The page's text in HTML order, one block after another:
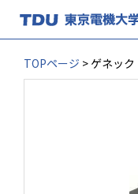
TOPページ > ゲネッ